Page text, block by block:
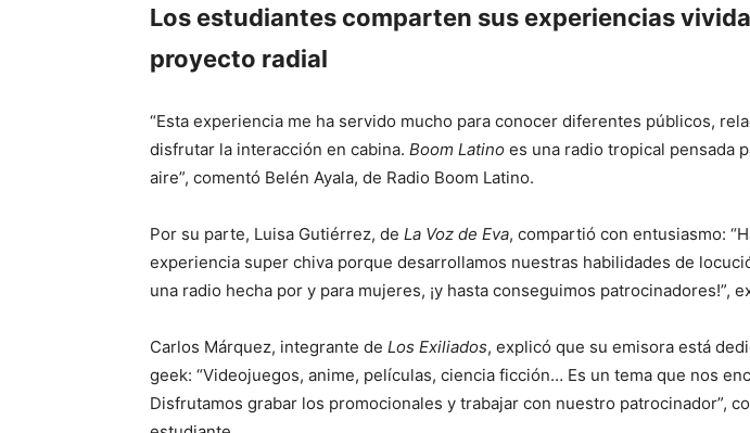
Los estudiantes comparten sus experiencias
proyecto radial
“Esta experiencia me ha servido mucho para conocer diferentes públicos,
disfrutar la interacción en cabina. Boom Latino es una radio tropical pensada
aire”, comentó Belén Ayala, de Radio Boom Latino.
Por su parte, Luisa Gutiérrez, de La Voz de Eva, compartió con entusiasmo:
experiencia super chiva porque desarrollamos nuestras habilidades de
una radio hecha por y para mujeres, ¡y hasta conseguimos patrocinadores!”,
Carlos Márquez, integrante de Los Exiliados, explicó que su emisora está
geek: “Videojuegos, anime, películas, ciencia ficción… Es un tema que nos
Disfrutamos grabar los promocionales y trabajar con nuestro patrocinador”,